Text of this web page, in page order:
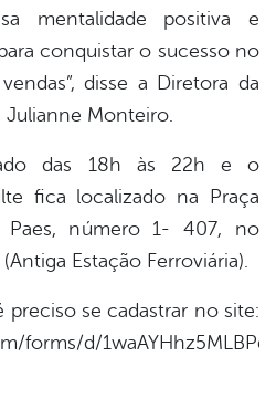
mentalidade positiva e
conquistar o sucesso no
disse a Diretora da
Julianne Monteiro.
das 18h às 22h e o
fica localizado na Praça
Paes, número 1- 407, no
Estação Ferroviária).
preciso se cadastrar no site:
forms/d/